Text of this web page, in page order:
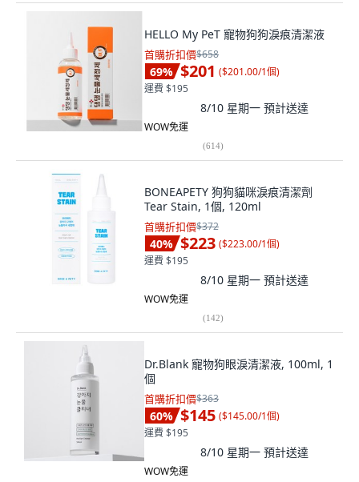
HELLO My PeT 寵物狗狗淚痕清潔液
首購折扣價$658
69% $201 ($201.00/1個)
運費 $195
8/10 星期一 預計送達
WOW免運
(614)
BONEAPETY 狗狗貓咪淚痕清潔劑
Tear Stain, 1個, 120ml
首購折扣價$372
40% $223 ($223.00/1個)
運費 $195
8/10 星期一 預計送達
WOW免運
(142)
Dr.Blank 寵物狗眼淚清潔液, 100ml, 1
個
首購折扣價$363
60% $145 ($145.00/1個)
運費 $195
8/10 星期一 預計送達
WOW免運